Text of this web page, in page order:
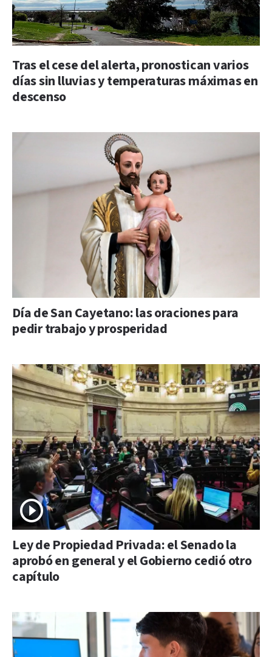
Tras el cese del alerta, pronostican varios
días sin lluvias y temperaturas máximas en
descenso
Día de San Cayetano: las oraciones para
pedir trabajo y prosperidad
Ley de Propiedad Privada: el Senado la
aprobó en general y el Gobierno cedió otro
capítulo